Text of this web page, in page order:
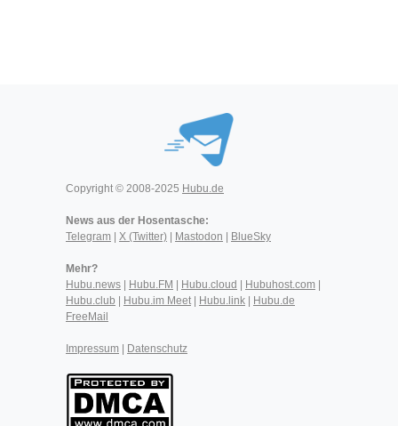
Copyright © 2008-2025 Hubu.de
News aus der Hosentasche:
Telegram
X (Twitter) Mastodon BlueSky
Mehr?
Hubu.news
Hubu.FM Hubu.cloud Hubuhost.com
Hubu.club
Hubu.im Meet| Hubu.link
Hubu.de
FreeMail
Impressum Datenschutz